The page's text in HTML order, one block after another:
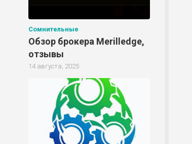
Сомнительные
Обзор брокера Merilledge,
отзывы
14 августа, 2025